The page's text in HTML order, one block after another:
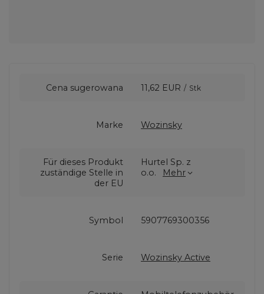
Cena sugerowana 11,62 EUR / Stk
Marke Wozinsky
Für dieses Produkt
zuständige Stelle in
der EU
Hurtel Sp. z
o.o.
Mehr
Symbol 5907769300356
Serie Wozinsky Active